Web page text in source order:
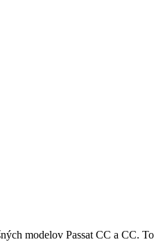
modelov Passat CC a